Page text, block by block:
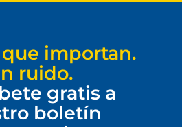
importan.
ruido.
gratis a
boletín